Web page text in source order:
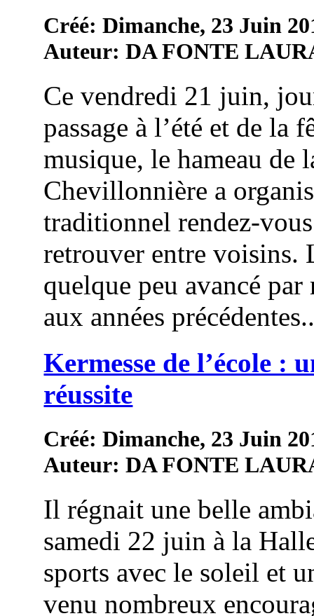
Créé: Dimanche, 23 Juin
Auteur: DA FONTE
Ce vendredi 21 juin,
passage à l’été et de la
musique, le hameau de
Chevillonnière a
traditionnel rendez-
retrouver entre voisins.
quelque peu avancé par
aux années
Kermesse de l’école :
réussite
Créé: Dimanche, 23 Juin
Auteur: DA FONTE
Il régnait une belle
samedi 22 juin à la
sports avec le soleil et
venu nombreux